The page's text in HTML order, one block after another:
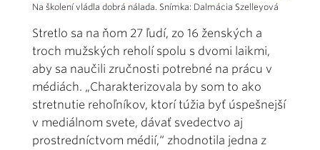
Na školení vládla dobrá nálada. Snímka: Dalmácia Szelleyová
Stretlo sa na ňom 27 ľudí, zo 16 ženských a
troch mužských reholí spolu s dvomi laikmi,
aby sa naučili zručnosti potrebné na prácu v
médiách. „Charakterizovala by som to ako
stretnutie rehoľníkov, ktorí túžia byť úspešnejší
v mediálnom svete, dávať svedectvo aj
prostredníctvom médií,“ zhodnotila jedna z